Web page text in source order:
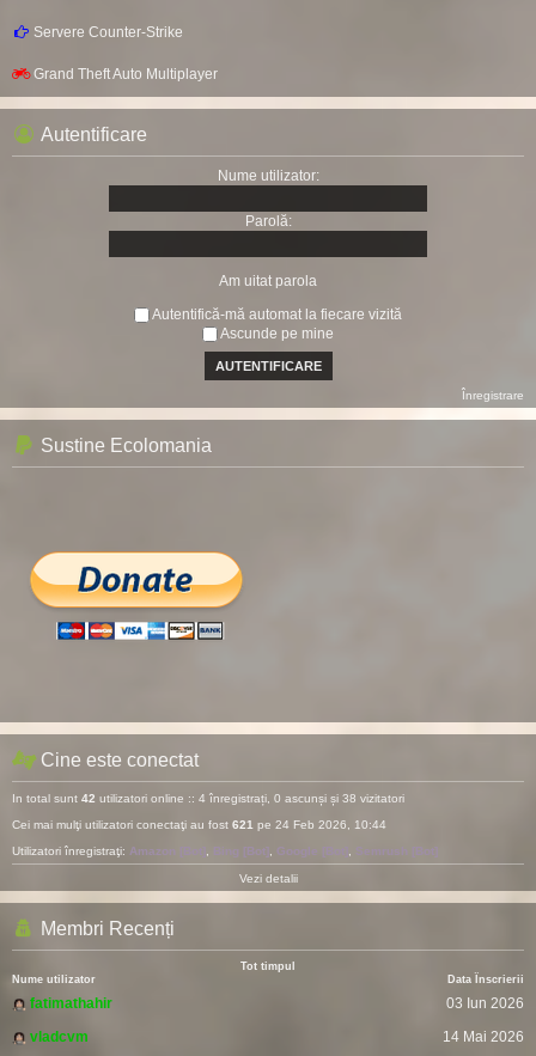
Servere Counter-Strike
Grand Theft Auto Multiplayer
Autentificare
Nume utilizator:
Parolă:
Am uitat parola
Autentifică-mă automat la fiecare vizită
Ascunde pe mine
Înregistrare
Sustine Ecolomania
Cine este conectat
In total sunt 42 utilizatori online :: 4 înregistrați, 0 ascunși și 38 vizitatori
Cei mai mulţi utilizatori conectaţi au fost 621 pe 24 Feb 2026, 10:44
Utilizatori înregistraţi: Amazon [Bot] Bing [Bot] Google [Bot] Semrush [Bot]
Vezi detalii
Membri Recenți
Tot timpul
Nume utilizator
Data Înscrierii
fatimathahir
03 Iun 2026
vladcvm
14 Mai 2026